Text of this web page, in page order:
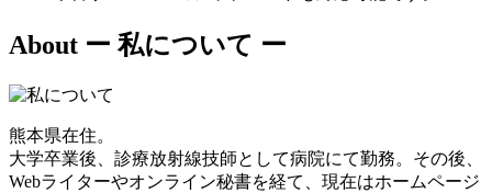
About ー 私について ー
熊本県在住。
大学卒業後、診療放射線技師として病院にて勤務。その後、
Webライターやオンライン秘書を経て、現在はホームページ